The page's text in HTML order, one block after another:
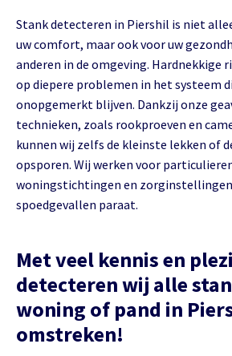
Stank detecteren in Piershil is niet alleen belangrijk voor
uw comfort, maar ook voor uw
anderen in de omgeving. Hardnekkige
op diepere problemen in het systeem
onopgemerkt blijven. Dankzij onze
technieken, zoals rookproeven en
kunnen wij zelfs de kleinste lekken of
opsporen. Wij werken voor
woningstichtingen en
spoedgevallen paraat.
Met veel kennis en
detecteren wij alle
woning of pand in
omstreken!